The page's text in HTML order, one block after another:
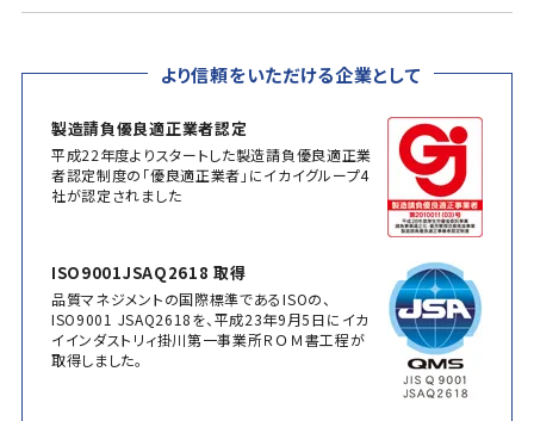
より信頼をいただける企業として
製造請負優良適正業者認定
平成22年度よりスタートした製造請負優良適正業
者認定制度の「優良適正業者」にイカイグループ4
社が認定されました
ISO9001JSAQ2618 取得
品質マネジメントの国際標準であるISOの、
ISO9001 JSAQ2618を、平成23年9月5日にイカ
イインダストリィ掛川第一事業所ＲＯＭ書工程が
取得しました。